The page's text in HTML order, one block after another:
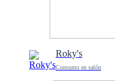
Roky's
Consumo en salón